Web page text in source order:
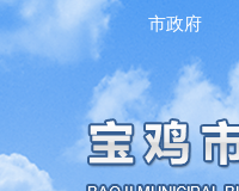
市政府